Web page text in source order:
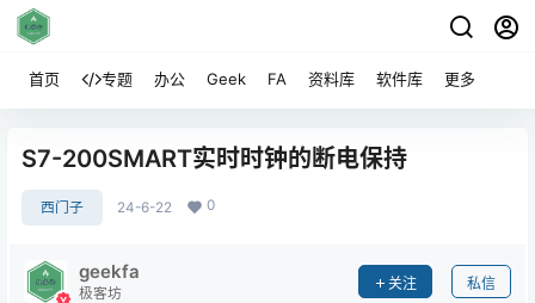
首页 专题 办公 Geek FA 资料库 软件库 更多
S7-200SMART实时时钟的断电保持
西门子 24-6-22 0
geekfa
极客坊
关注 私信